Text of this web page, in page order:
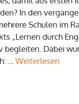
In den
Schulen im
„Lernen durch
begleiten. Dabei
… Weiterlesen